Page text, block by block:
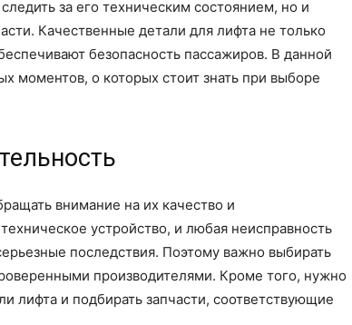
за его техническим состоянием, но и
Качественные детали для лифта не только
безопасность пассажиров. В данной
моментов, о которых стоит знать при выборе
внимание на их качество и
устройство, и любая неисправность
последствия. Поэтому важно выбирать
производителями. Кроме того, нужно
лифта и подбирать запчасти, соответствующие